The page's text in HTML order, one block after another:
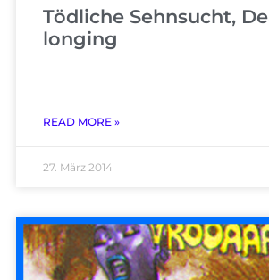
Tödliche Sehnsucht,
longing
READ MORE »
27. März 2014